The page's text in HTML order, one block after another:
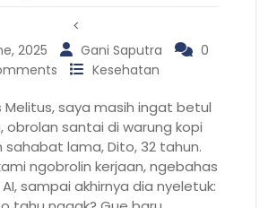
<
2025 Gani Saputra
0
Kesehatan
Melitus, saya masih ingat betul
obrolan santai di warung kopi
sahabat lama, Dito, 32 tahun.
ngobrolin kerjaan, ngebahas
sampai akhirnya dia nyeletuk: